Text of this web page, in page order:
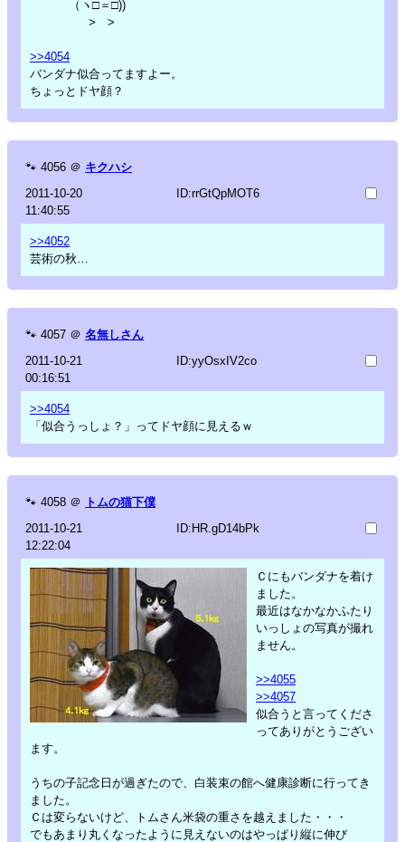
（ヽ□＝□))
> >
>>4054
バンダナ似合ってますよー。
ちょっとドヤ顔？
🐾 4056 ＠ キクハシ
2011-10-20
11:40:55
ID:rrGtQpMOT6
>>4052
芸術の秋…
🐾 4057 ＠ 名無しさん
2011-10-21
00:16:51
ID:yyOsxIV2co
>>4054
「似合うっしょ？」ってドヤ顔に見えるｗ
🐾 4058 ＠ トムの猫下僕
2011-10-21
12:22:04
ID:HR.gD14bPk
Ｃにもバンダナを着け
ました。
最近はなかなかふたり
いっしょの写真が撮れ
ません。
>>4055
>>4057
似合うと言ってくださ
ってありがとうござい
ます。
うちの子記念日が過ぎたので、白装束の館へ健康診断に行ってき
ました。
Ｃは変らないけど、トムさん米袋の重さを越えました・・・
でもあまり丸くなったように見えないのはやっぱり縦に伸び